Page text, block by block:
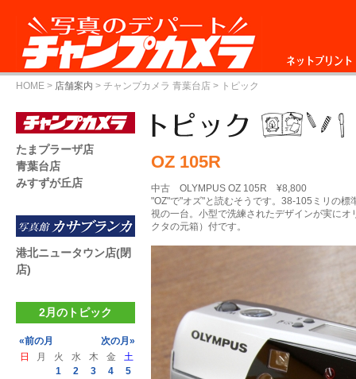
ネットプリント
HOME > 店舗案内 > チャンプカメラ 青葉台店 > トピック
OZ 105R
中古 OLYMPUS OZ 105R ¥8,800
"OZ"で"オズ"と読むそうです。38-105ミリの
視の一台。小型で洗練されたデザインが実に
クタの元箱）付です。
たまプラーザ店
青葉台店
みすずが丘店
港北ニュータウン店(閉
店)
2月のトピック
«前の月
次の月»
日
月 火 水 木 金
土
1
2 3 4
5